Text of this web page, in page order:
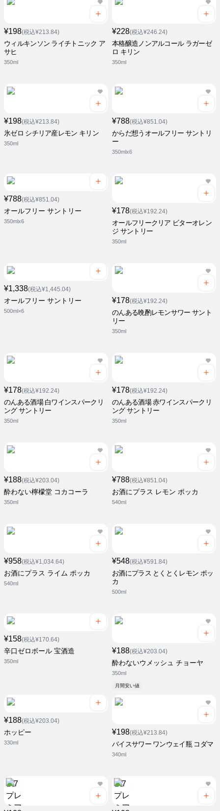
¥198(税込¥213.84)
ウィルキンソン ライチトニック ア
サヒ
350ml
¥228(税込¥246.24)
本格醸造ノンアルコール ラガーゼ
ロ キリン
350ml
¥198(税込¥213.84)
氷ゼロ シチリア産レモン キリン
350ml
¥788(税込¥851.04)
からだ想うオールフリー サントリ
ー
350mlx6
¥788(税込¥851.04)
オールフリー サントリー
350mlx6
¥178(税込¥192.24)
オールフリークリア ビターオレン
ジ サントリー
350ml
¥1,338(税込¥1,445.04)
オールフリー サントリー
500ml×6
¥178(税込¥192.24)
のんある晩酌レモンサワー サント
リー
350ml
¥178(税込¥192.24)
のんある酒場 白ワインスパークリ
ング サントリー
350ml
¥178(税込¥192.24)
のんある酒場 赤ワインスパークリ
ング サントリー
350ml
¥188(税込¥203.04)
酔わない檸檬堂 コカコーラ
350ml
¥788(税込¥851.04)
お酒にプラス レモン ポッカ
540ml
¥958(税込¥1,034.64)
お酒にプラス ライム ポッカ
540ml
¥548(税込¥591.84)
お酒にプラス とくとくレモン ポッ
カ
500ml
¥158(税込¥170.64)
辛口ゼロボール 宝酒造
350ml
¥188(税込¥203.04)
酔わないウメッシュ チョーヤ
350ml
月間安い値
¥188(税込¥203.04)
ホッピー
330ml
¥198(税込¥213.84)
バイスサワー ワンウェイ瓶 コダマ
340ml